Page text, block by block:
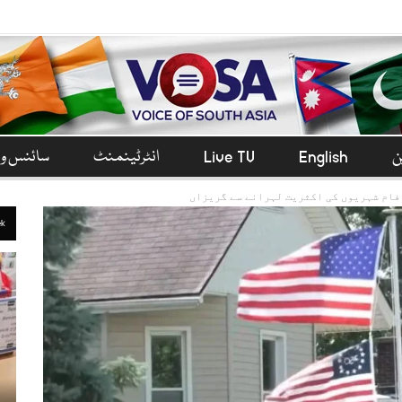
English
Live TV انٹرٹینمنٹ سائنس و
شہریوں کی اکثریت لہرانے سے گریزاں